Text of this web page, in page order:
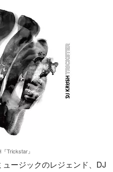
Trickstar』
ージックのレジェンド、DJ